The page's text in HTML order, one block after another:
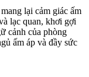
lại cảm giác ấm
lạc quan, khơi gợi
cảnh của phòng
ấm áp và đầy sức